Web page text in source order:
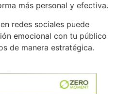
más personal y efectiva.
redes sociales puede
emocional con tu público
de manera estratégica.